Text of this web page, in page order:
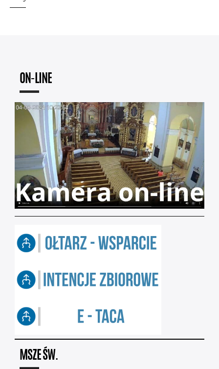
ON-LINE
MSZE ŚW.